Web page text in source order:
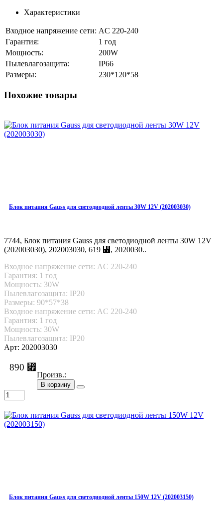
Характеристики
Входное напряжение сети: AC 220-240
Гарантия:
1 год
Мощность:
200W
Пылевлагозащита:
IP66
Размеры:
230*120*58
Похожие товары
Блок питания Gauss для светодиодной ленты 30W 12V (202003030)
7744, Блок питания Gauss для светодиодной ленты 30W 12V
(202003030), 202003030, 619 ⃏, 2020030..
Входное напряжение сети: AC 220-240
Гарантия: 1 год
Мощность: 30W
Пылевлагозащита: IP20
Размеры: 90*57*38
Входное напряжение сети: AC 220-240
Гарантия: 1 год
Мощность: 30W
Пылевлагозащита: IP20
Арт: 202003030
890 ⃏
Произв.:
В корзину
Блок питания Gauss для светодиодной ленты 150W 12V (202003150)